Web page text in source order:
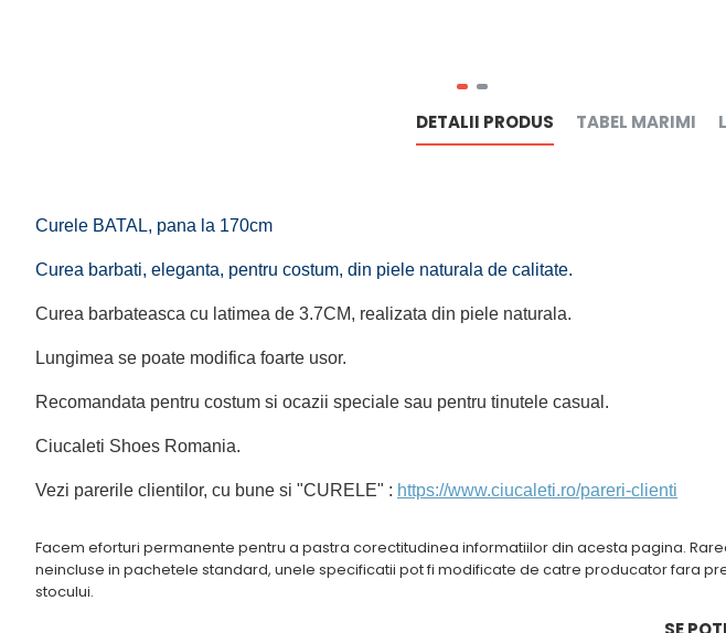
DETALII PRODUS TABEL MARIMI
Curele BATAL, pana la 170cm
Curea barbati, eleganta, pentru costum, din piele naturala de calitate.
Curea barbateasca cu latimea de 3.7CM, realizata din piele naturala.
Lungimea se poate modifica foarte usor.
Recomandata pentru costum si ocazii speciale sau pentru tinutele casual.
Ciucaleti Shoes Romania.
Vezi parerile clientilor, cu bune si "CURELE" : https://www.ciucaleti.ro/pareri-clienti
Facem eforturi permanente pentru a pastra corectitudinea informatiilor din acesta pagina.
neincluse in pachetele standard, unele specificatii pot fi modificate de catre producator fara
stocului.